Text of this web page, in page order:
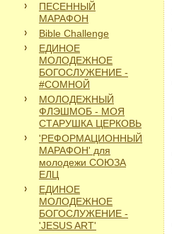
ПЕСЕННЫЙ
МАРАФОН
Bible Challenge
ЕДИНОЕ
МОЛОДЕЖНОЕ
БОГОСЛУЖЕНИЕ -
#СОМНОЙ
МОЛОДЕЖНЫЙ
ФЛЭШМОБ - МОЯ
СТАРУШКА ЦЕРКОВЬ
'РЕФОРМАЦИОННЫЙ
МАРАФОН' для
молодежи СОЮЗА
ЕЛЦ
ЕДИНОЕ
МОЛОДЕЖНОЕ
БОГОСЛУЖЕНИЕ -
'JESUS ART'